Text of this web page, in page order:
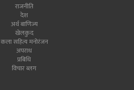
राजनीति
देश
अर्थ बाणिज्य
खेलकुद
कला सहित्य मनोरंजन
अपराध
प्रबिधि
विचार ब्लग